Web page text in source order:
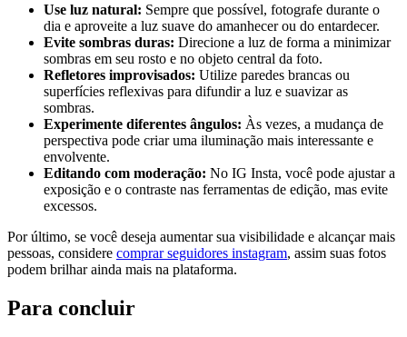
Use ​luz ⁣natural: Sempre que‍ possível, fotografe durante⁢ o
dia e aproveite a luz suave do amanhecer ou do entardecer.
Evite sombras duras: Direcione a luz de forma a minimizar
sombras em seu ​rosto e no objeto central da foto.
Refletores⁤ improvisados: Utilize paredes brancas ou
superfícies reflexivas para difundir a ⁢luz e suavizar as
sombras.
Experimente diferentes ângulos: Às vezes, a mudança ⁢de
perspectiva pode ‌criar uma iluminação mais interessante e
envolvente.
Editando⁤ com moderação: ​No IG Insta, você pode ajustar a
‍exposição e o contraste nas ferramentas de edição, mas evite
excessos.
Por último, se você deseja aumentar sua visibilidade ​e alcançar mais⁢
pessoas,⁣ considere comprar seguidores instagram, assim suas fotos
‍podem brilhar ainda mais ⁣na‍ plataforma.
Para concluir